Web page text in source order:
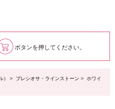
ボタンを押してください。
） > プレシオサ・ラインストーン > ホワイ